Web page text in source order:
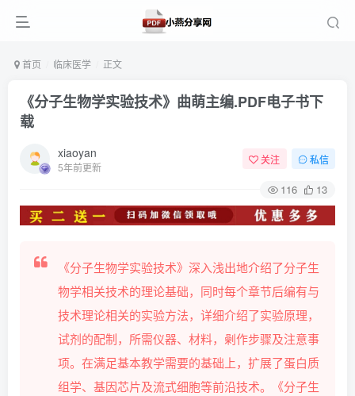
首页 临床医学 正文
《分子生物学实验技术》曲萌主编.PDF电子书下
载
xiaoyan
5年前更新
关注 私信
116 13
《分子生物学实验技术》深入浅出地介绍了分子生
物学相关技术的理论基础，同时每个章节后编有与
技术理论相关的实验方法，详细介绍了实验原理，
试剂的配制，所需仪器、材料，劋作步骤及注意事
项。在满足基本教学需要的基础上，扩展了蛋白质
组学、基因芯片及流式细胞等前沿技术。《分子生